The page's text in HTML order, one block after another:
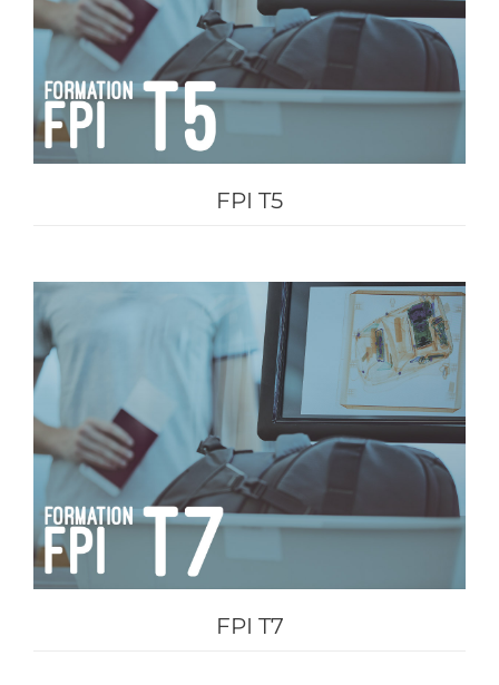
FPI T5
FPI T7